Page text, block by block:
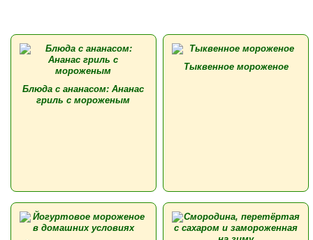
Блюда с ананасом: Ананас
гриль с мороженым
Тыквенное мороженое